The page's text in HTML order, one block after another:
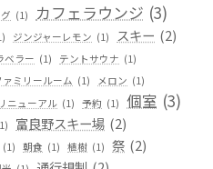
(1) カフェラウンジ (3)
ジンジャーレモン (1) スキー (2)
ベラー (1) テントサウナ (1)
ァミリールーム (1) メロン (1)
リニューアル (1) 予約 (1) 個室 (3)
富良野スキー場 (2)
(1) 朝食 (1) 植樹 (1) 祭 (2)